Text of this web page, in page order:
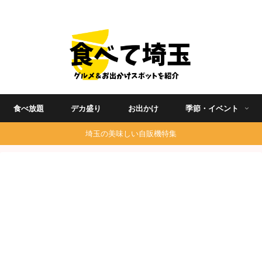
食べ放題 デカ盛り お出かけ 季節・イベント
埼玉の美味しい自販機特集